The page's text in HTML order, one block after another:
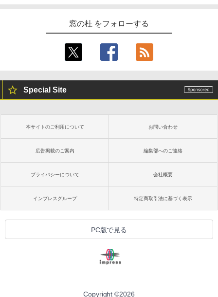
窓の杜 をフォローする
Special Site
本サイトのご利用について お問い合わせ
広告掲載のご案内 編集部へのご連絡
プライバシーについて 会社概要
インプレスグループ 特定商取引法に基づく表示
PC版で見る
Copyright ©2026